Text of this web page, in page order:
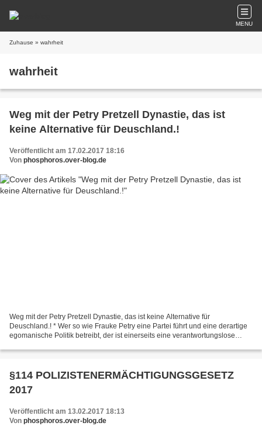
MENU
Zuhause » wahrheit
wahrheit
Weg mit der Petry Pretzell Dynastie, das ist
keine Alternative für Deuschland.!
Veröffentlicht am 17.02.2017 18:16
Von phosphoros.over-blog.de
Weg mit der Petry Pretzell Dynastie, das ist keine Alternative für
Deuschland.! * Wer so wie Frauke Petry eine Partei führt und eine derartige
egomanische Politik betreibt, der ist einerseits eine verantwortungslose
§114 POLIZISTENERMÄCHTIGUNGSGESETZ
2017
Veröffentlicht am 13.02.2017 18:13
Von phosphoros.over-blog.de